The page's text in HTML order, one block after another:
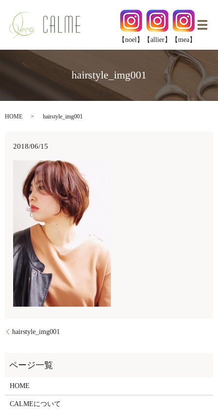
メ
【noel】
【allier】 【mea】
hairstyle_img001
HOME hairstyle_img001
2018/06/15
hairstyle_img001
HOME
CALMEについて